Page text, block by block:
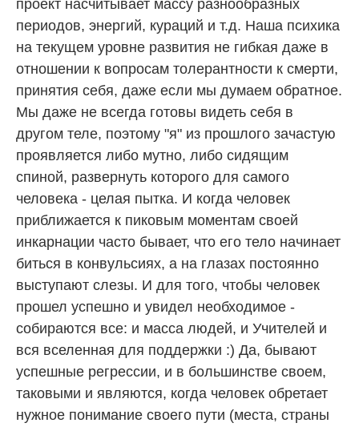
проект насчитывает массу разнообразных
периодов, энергий, кураций и т.д. Наша психика
на текущем уровне развития не гибкая даже в
отношении к вопросам толерантности к смерти,
принятия себя, даже если мы думаем обратное.
Мы даже не всегда готовы видеть себя в
другом теле, поэтому "я" из прошлого зачастую
проявляется либо мутно, либо сидящим
спиной, развернуть которого для самого
человека - целая пытка. И когда человек
приближается к пиковым моментам своей
инкарнации часто бывает, что его тело начинает
биться в конвульсиях, а на глазах постоянно
выступают слезы. И для того, чтобы человек
прошел успешно и увидел необходимое -
собираются все: и масса людей, и Учителей и
вся вселенная для поддержки :) Да, бывают
успешные регрессии, и в большинстве своем,
таковыми и являются, когда человек обретает
нужное понимание своего пути (места, страны